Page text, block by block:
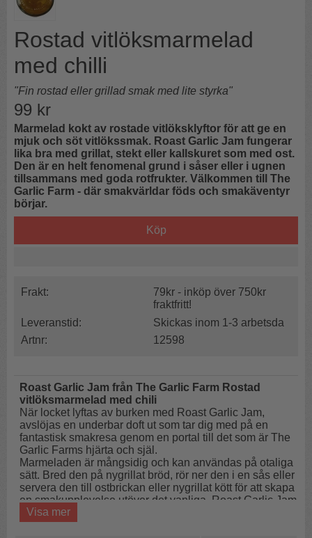
Rostad vitlöksmarmelad
med chilli
"Fin rostad eller grillad smak med lite styrka"
99 kr
Marmelad kokt av rostade vitlöksklyftor för att ge en
mjuk och söt vitlökssmak. Roast Garlic Jam fungerar
lika bra med grillat, stekt eller kallskuret som med ost.
Den är en helt fenomenal grund i såser eller i ugnen
tillsammans med goda rotfrukter. Välkommen till The
Garlic Farm - där smakvärldar föds och smakäventyr
börjar.
Köp
Frakt:
79kr - inköp över 750kr
fraktfritt!
Leveranstid:
Skickas inom 1-3 arbetsda
Artnr:
12598
Roast Garlic Jam från The Garlic Farm Rostad
vitlöksmarmelad med chili
När locket lyftas av burken med Roast Garlic Jam,
avslöjas en underbar doft ut som tar dig med på en
fantastisk smakresa genom en portal till det som är The
Garlic Farms hjärta och själ.
Marmeladen är mångsidig och kan användas på otaliga
sätt. Bred den på nygrillat bröd, rör ner den i en sås eller
servera den till ostbrickan eller nygrillat kött för att skapa
en smakupplevelse utöver det vanliga. Roast Garlic Jam
fungerar lika bra med grillat, stekt eller kallskuret som
med ost. Den är en helt fenomenal grund i såser eller i
Visa mer